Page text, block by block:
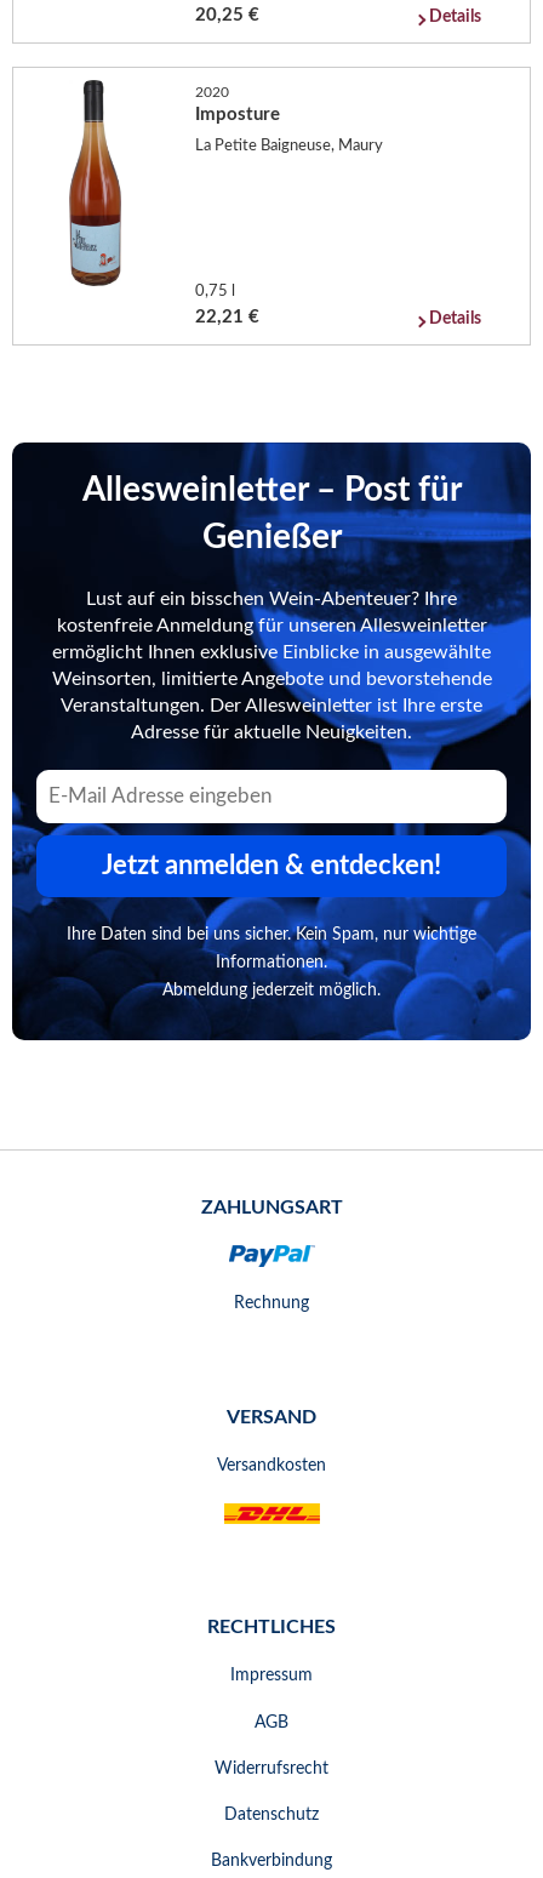
20,25 € Details
2020
Imposture
La Petite Baigneuse, Maury
0,75 l
22,21 € Details
Allesweinletter – Post für
Genießer
Lust auf ein bisschen Wein-Abenteuer? Ihre
kostenfreie Anmeldung für unseren Allesweinletter
ermöglicht Ihnen exklusive Einblicke in ausgewählte
Weinsorten, limitierte Angebote und bevorstehende
Veranstaltungen. Der Allesweinletter ist Ihre erste
Adresse für aktuelle Neuigkeiten.
Jetzt anmelden & entdecken!
Ihre Daten sind bei uns sicher. Kein Spam, nur wichtige
Informationen.
Abmeldung jederzeit möglich.
ZAHLUNGSART
Rechnung
VERSAND
Versandkosten
RECHTLICHES
Impressum
AGB
Widerrufsrecht
Datenschutz
Bankverbindung